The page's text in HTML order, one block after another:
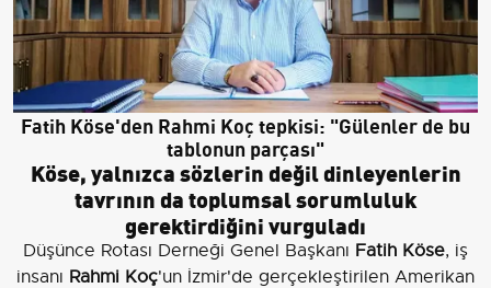
Fatih Köse'den Rahmi Koç tepkisi: "Gülenler de bu
tablonun parçası"
Köse, yalnızca sözlerin değil dinleyenlerin
tavrının da toplumsal sorumluluk
gerektirdiğini vurguladı
Düşünce Rotası Derneği Genel Başkanı Fatih Köse, iş
insanı Rahmi Koç'un İzmir'de gerçekleştirilen Amerikan